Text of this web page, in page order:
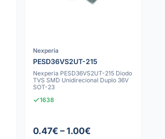
Nexperia
PESD36VS2UT-215
Nexperia PESD36VS2UT-215 Diodo
TVS SMD Unidirecional Duplo 36V
SOT-23
1638
0.47€ – 1.00€